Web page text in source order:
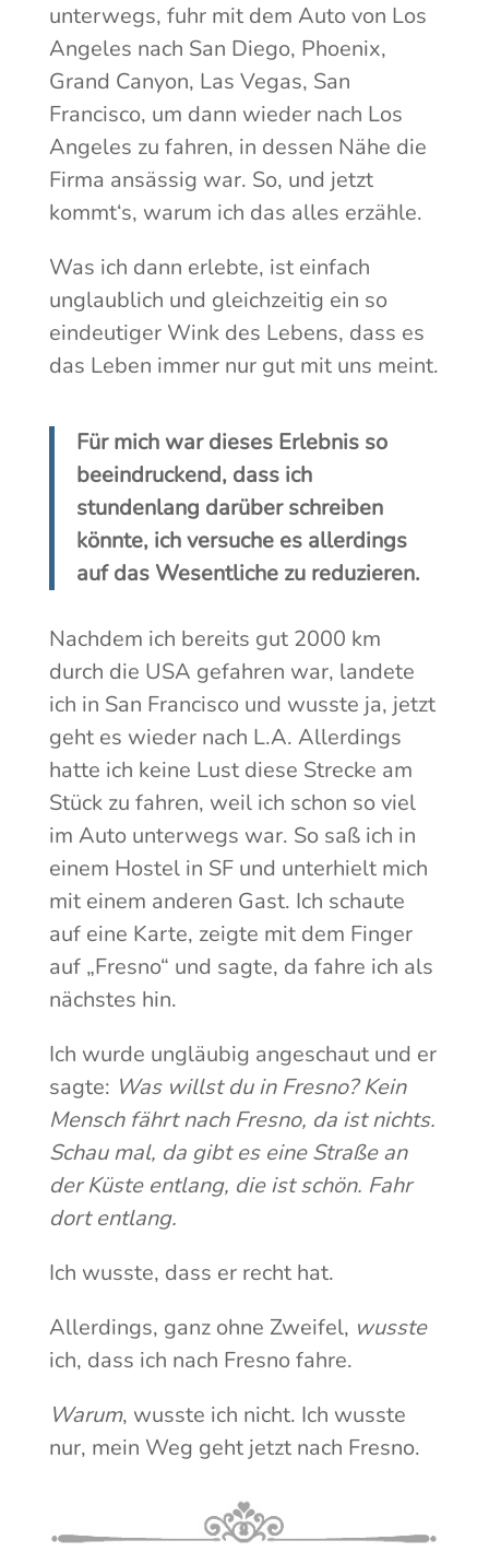
unterwegs, fuhr mit dem Auto von Los
Angeles nach San Diego, Phoenix,
Grand Canyon, Las Vegas, San
Francisco, um dann wieder nach Los
Angeles zu fahren, in dessen Nähe die
Firma ansässig war. So, und jetzt
kommt‘s, warum ich das alles erzähle.
Was ich dann erlebte, ist einfach
unglaublich und gleichzeitig ein so
eindeutiger Wink des Lebens, dass es
das Leben immer nur gut mit uns meint.
Für mich war dieses Erlebnis so
beeindruckend, dass ich
stundenlang darüber schreiben
könnte, ich versuche es allerdings
auf das Wesentliche zu reduzieren.
Nachdem ich bereits gut 2000 km
durch die USA gefahren war, landete
ich in San Francisco und wusste ja, jetzt
geht es wieder nach L.A. Allerdings
hatte ich keine Lust diese Strecke am
Stück zu fahren, weil ich schon so viel
im Auto unterwegs war. So saß ich in
einem Hostel in SF und unterhielt mich
mit einem anderen Gast. Ich schaute
auf eine Karte, zeigte mit dem Finger
auf „Fresno“ und sagte, da fahre ich als
nächstes hin.
Ich wurde ungläubig angeschaut und er
sagte: Was willst du in Fresno? Kein
Mensch fährt nach Fresno, da ist nichts.
Schau mal, da gibt es eine Straße an
der Küste entlang, die ist schön. Fahr
dort entlang.
Ich wusste, dass er recht hat.
Allerdings, ganz ohne Zweifel, wusste
ich, dass ich nach Fresno fahre.
Warum, wusste ich nicht. Ich wusste
nur, mein Weg geht jetzt nach Fresno.